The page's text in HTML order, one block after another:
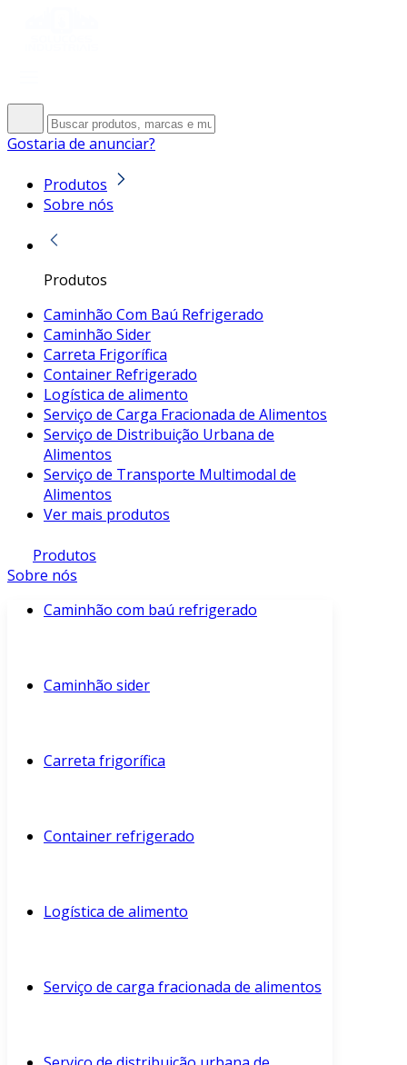
Gostaria de anunciar?
Produtos
Sobre nós
Produtos
Caminhão Com Baú Refrigerado
Caminhão Sider
Carreta Frigorífica
Container Refrigerado
Logística de alimento
Serviço de Carga Fracionada de Alimentos
Serviço de Distribuição Urbana de
Alimentos
Serviço de Transporte Multimodal de
Alimentos
Ver mais produtos
Produtos
Sobre nós
Caminhão com baú refrigerado
Caminhão sider
Carreta frigorífica
Container refrigerado
Logística de alimento
Serviço de carga fracionada de alimentos